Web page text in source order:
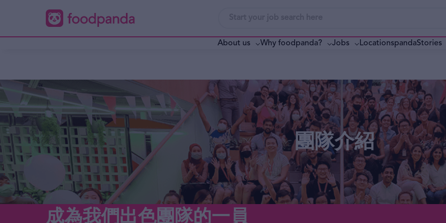
About us Why foodpanda? Jobs LocationspandaStories
團隊介紹
成為我們出色團隊的一員